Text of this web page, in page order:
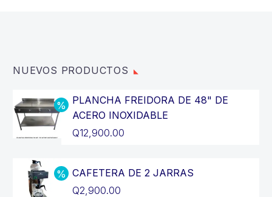
NUEVOS PRODUCTOS
PLANCHA FREIDORA DE 48" DE
ACERO INOXIDABLE
El
original
era:
Q12,900.00
precio
actual
CAFETERA DE 2 JARRAS
El
Q2,900.00